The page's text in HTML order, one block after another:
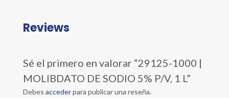
Reviews
Sé el primero en valorar “29125-1000 |
MOLIBDATO DE SODIO 5% P/V, 1 L”
Debes accederpara publicar una reseña.